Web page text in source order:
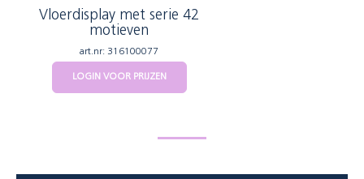
Vloerdisplay met serie 42
motieven
art.nr: 316100077
LOGIN VOOR PRIJZEN